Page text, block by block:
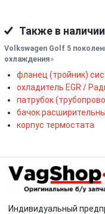
Также в наличии
Volkswagen Golf 5
охлаждения»
фланец (тройник)
охладитель EGR /
патрубок
бачок
корпус термостата
Индивидуальный